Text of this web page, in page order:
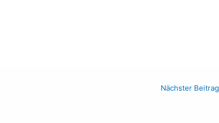
Nächster Beitrag